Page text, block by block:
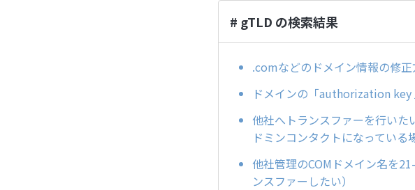
# gTLD の検索結果
.comなどのドメイン情報の修正
ドメインの「authorization
他社へトランスファーを行い
ドミンコンタクトになっている
他社管理のCOMドメイン名を
ンスファーしたい）